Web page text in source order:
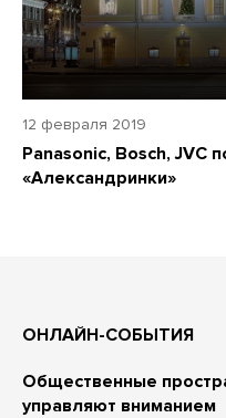
12 февраля 2019
Panasonic, Bosch, JVC
«Александринки»
ОНЛАЙН-СОБЫТИЯ
Общественные
управляют вниманием